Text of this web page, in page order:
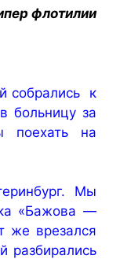
флотилии
собрались к
больницу за
поехать на
Мы
«Бажова —
же врезался
разбирались